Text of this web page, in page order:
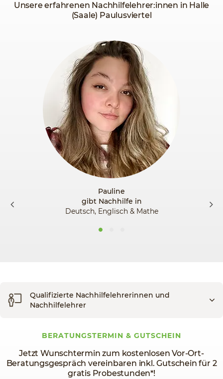
Unsere erfahrenen Nachhilfelehrer:innen in Halle
(Saale) Paulusviertel
Pauline
gibt Nachhilfe in
Deutsch, Englisch & Mathe
Qualifizierte Nachhilfelehrerinnen und
Nachhilfelehrer
BERATUNGSTERMIN & GUTSCHEIN
Jetzt Wunschtermin zum kostenlosen Vor-Ort-
Beratungsgespräch vereinbaren inkl. Gutschein für 2
gratis Probestunden*!